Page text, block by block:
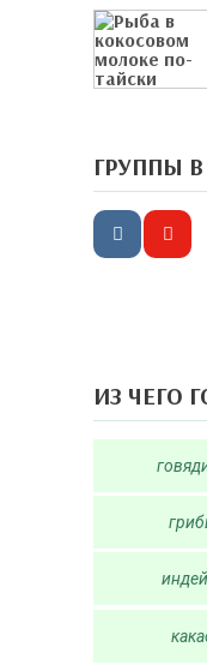
ГРУППЫ
ИЗ ЧЕГО